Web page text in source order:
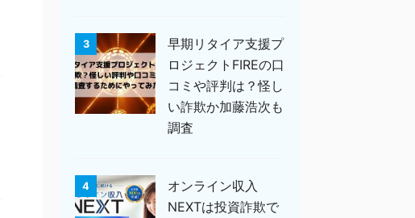
3
早期リタイア支援プ
ロジェクトFIREの口
コミや評判は？怪し
い詐欺か加藤浩次も
調査
4
オンライン収入
NEXTは投資詐欺で